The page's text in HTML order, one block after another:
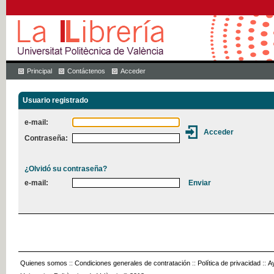
Principal Contáctenos Acceder
Usuario registrado
e-mail:
Contraseña:
¿Olvidó su contraseña?
e-mail:
Quienes somos :: Condiciones generales de contratación :: Política de privacidad ::